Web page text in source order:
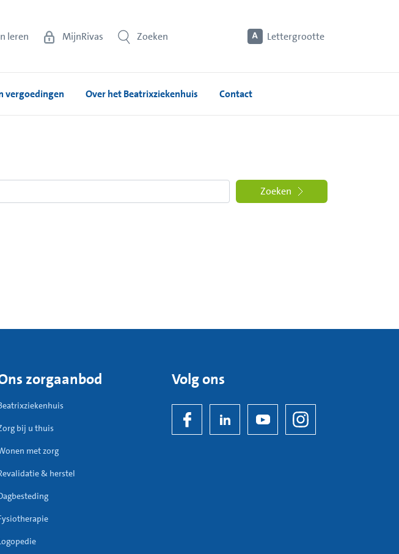
leren MijnRivas Zoeken Lettergrootte
vergoedingen Over het Beatrixziekenhuis Contact
Zoeken
zorgaanbod
bij u thuis
met zorg
& herstel
Volg ons